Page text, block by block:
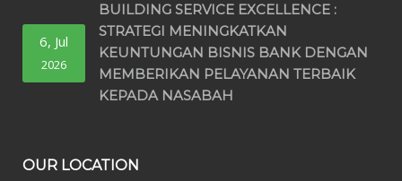
6, Jul
2026
BUILDING SERVICE EXCELLENCE :
STRATEGI MENINGKATKAN
KEUNTUNGAN BISNIS BANK DENGAN
MEMBERIKAN PELAYANAN TERBAIK
KEPADA NASABAH
OUR LOCATION